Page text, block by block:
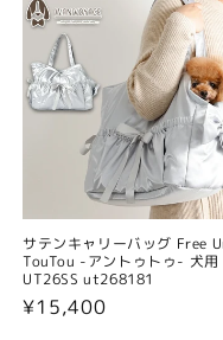
サテンキャリーバッグ Free
TouTou -アントゥトゥ- 犬用
UT26SS ut268181
通
¥15,400